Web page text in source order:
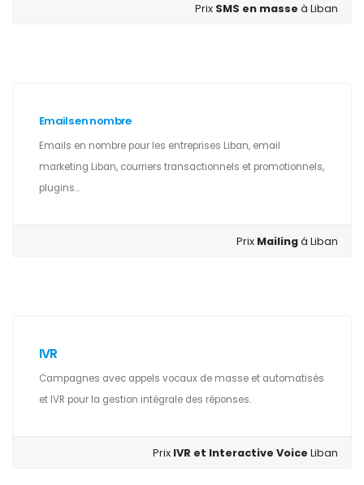
Prix SMS en masseà Liban
Emails en nombre
Emails en nombre pour les entreprises Liban, email
marketing Liban, courriers transactionnels et promotionnels,
plugins...
Prix Mailingá Liban
IVR
Campagnes avec appels vocaux de masse et automatisés
et IVR pour la gestion intégrale des réponses.
Prix IVR et Interactive VoiceLiban